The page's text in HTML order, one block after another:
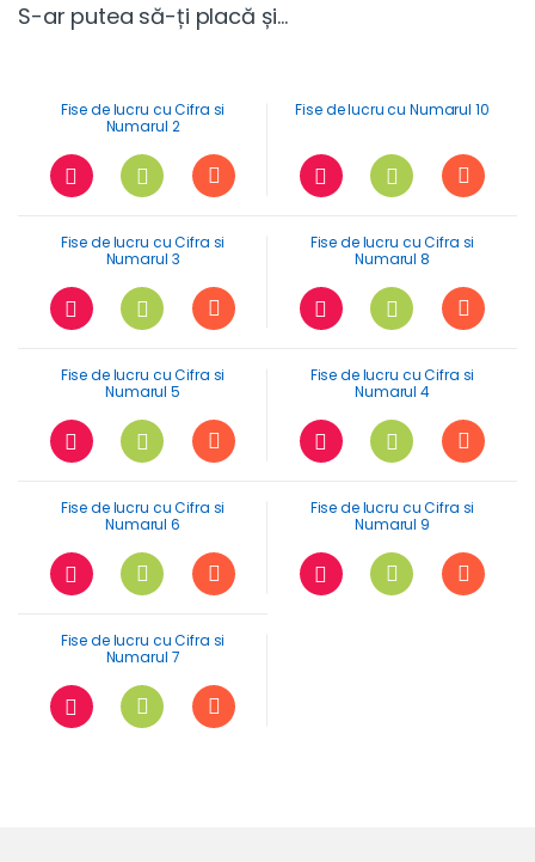
S-ar putea să-ți placă și…
Fise de lucru cu Cifra si
Numarul 2
Fise de lucru cu Numarul 10
Fise de lucru cu Cifra si
Numarul 3
Fise de lucru cu Cifra si
Numarul 8
Fise de lucru cu Cifra si
Numarul 5
Fise de lucru cu Cifra si
Numarul 4
Fise de lucru cu Cifra si
Numarul 6
Fise de lucru cu Cifra si
Numarul 9
Fise de lucru cu Cifra si
Numarul 7